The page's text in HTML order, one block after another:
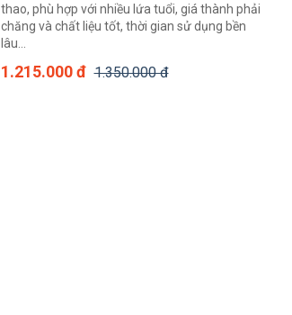
thao, phù hợp với nhiều lứa tuổi, giá thành phải
chăng và chất liệu tốt, thời gian sử dụng bền
lâu...
1.215.000 đ 1.350.000 đ